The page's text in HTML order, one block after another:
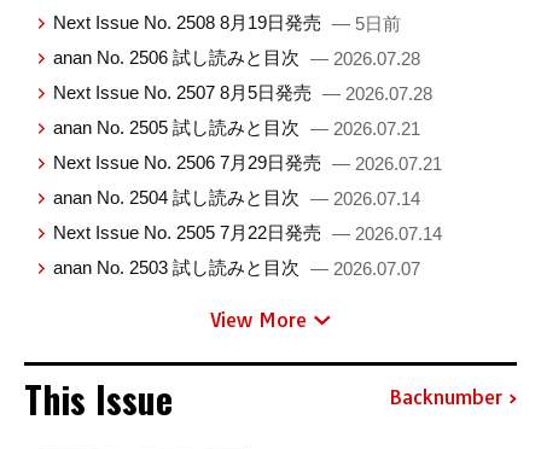
Next Issue No. 2508 8月19日発売 — 5日前
anan No. 2506 試し読みと目次 — 2026.07.28
Next Issue No. 2507 8月5日発売 — 2026.07.28
anan No. 2505 試し読みと目次 — 2026.07.21
Next Issue No. 2506 7月29日発売 — 2026.07.21
anan No. 2504 試し読みと目次 — 2026.07.14
Next Issue No. 2505 7月22日発売 — 2026.07.14
anan No. 2503 試し読みと目次 — 2026.07.07
View More
This Issue Backnumber